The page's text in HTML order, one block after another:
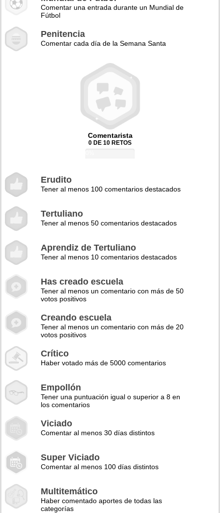
Comentar una entrada durante un Mundial de
Fútbol
Penitencia
Comentar cada día de la Semana Santa
Comentarista
0 DE 10 RETOS
Erudito
Tener al menos 100 comentarios destacados
Tertuliano
Tener al menos 50 comentarios destacados
Aprendiz de Tertuliano
Tener al menos 10 comentarios destacados
Has creado escuela
Tener al menos un comentario con más de 50
votos positivos
Creando escuela
Tener al menos un comentario con más de 20
votos positivos
Crítico
Haber votado más de 5000 comentarios
Empollón
Tener una puntuación igual o superior a 8 en
los comentarios
Viciado
Comentar al menos 30 días distintos
Super Viciado
Comentar al menos 100 días distintos
Multitemático
Haber comentado aportes de todas las
categorías